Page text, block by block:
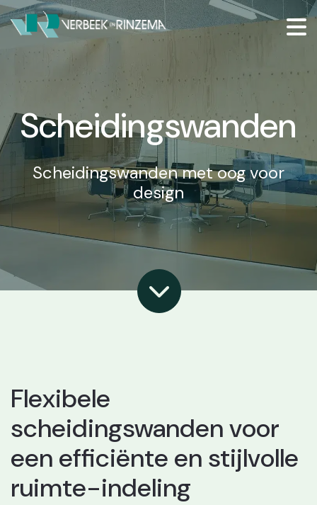
Scheidingswanden
Scheidingswanden met oog voor
design
Flexibele
scheidingswanden voor
een efficiënte en stijlvolle
ruimte-indeling